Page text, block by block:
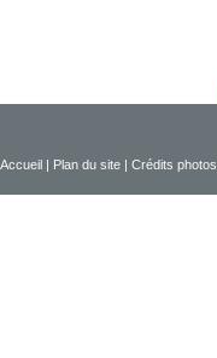
Accueil | Plan du site | Crédits photos